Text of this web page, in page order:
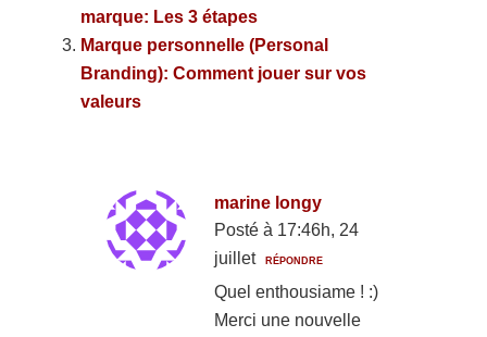
marque: Les 3 étapes
Marque personnelle (Personal
Branding): Comment jouer sur vos
valeurs
marine longy
Posté à 17:46h, 24
juillet
RÉPONDRE
Quel enthousiame ! :)
Merci une nouvelle